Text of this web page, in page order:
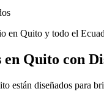
en Quito y todo el
en Quito con
están diseñados para